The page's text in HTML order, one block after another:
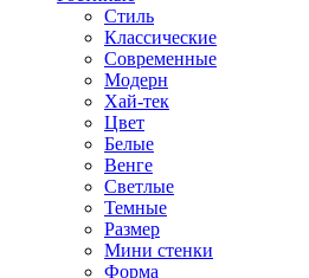
Стиль
Классические
Современные
Модерн
Хай-тек
Цвет
Белые
Венге
Светлые
Темные
Размер
Мини стенки
Форма